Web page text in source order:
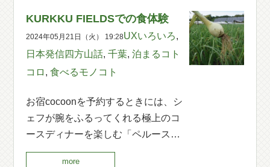
KURKKU FIELDSでの食体験
2024年05月21日（火） 19:28UXいろいろ,
日本発信四方山話,千葉,泊まるコト
コロ ,食べるモノコト
お宿cocoonを予約するときには、シ
ェフが腕をふるってくれる極上のコ
ースディナーを楽しむ「ペルース…
more